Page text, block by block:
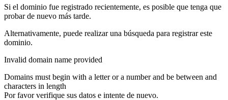
Si el dominio fue registrado recientemente, es posible que tenga que
probar de nuevo más tarde.
Alternativamente, puede realizar una búsqueda para registrar este
dominio.
Invalid domain name provided
Domains must begin with a letter or a numberand be between and
characters in length
Por favor verifique sus datos e intente de nuevo.